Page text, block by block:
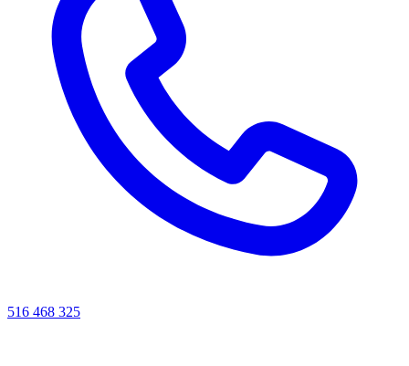
516 468 325